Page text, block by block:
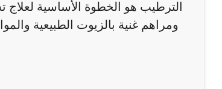
الترطيب هو الخطوة الأساسية
ومراهم غنية بالزيوت الطبيعية